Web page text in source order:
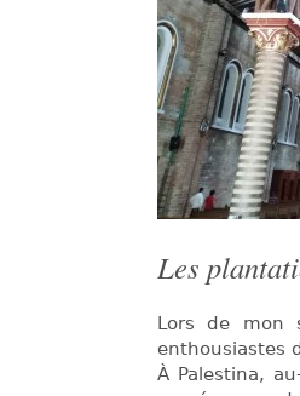
Les
Lors de mon
enthousiastes
À Palestina,